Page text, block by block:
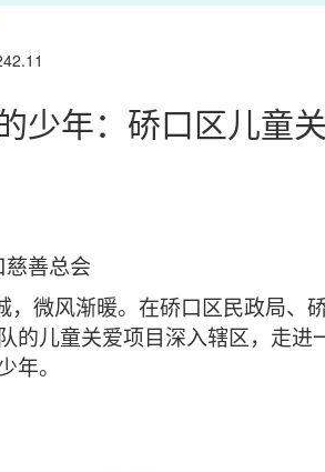
少年：硚口区儿童
慈善总会
，微风渐暖。在硚口区民政局、
的儿童关爱项目深入辖区，走
年。